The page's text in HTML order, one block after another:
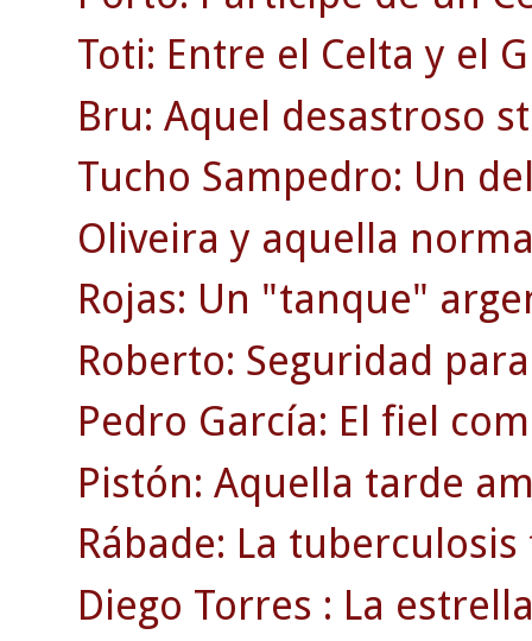
Toti: Entre el Celta y el
Bru: Aquel desastroso
Tucho Sampedro: Un
Oliveira y aquella
Rojas: Un "tanque"
Roberto: Seguridad
Pedro García: El fiel
Pistón: Aquella tarde
Rábade: La
Diego Torres : La